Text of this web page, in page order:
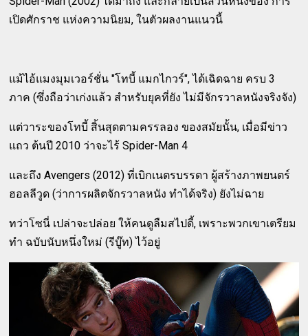
เปิดศักราช แห่งความนิยม, ในตัวผลงานแนวนี้
แม้ไอ้แมงมุมเวอร์ชั่น "โทบี้ แมกไกวร์", ได้เฉิดฉาย ครบ 3
ภาค (ซึ่งถือว่าเก่งแล้ว สำหรับยุคที่ยัง ไม่มีจักรวาลหนังจริงจัง)
แต่วาระของโทบี้ สิ้นสุดตามครรลอง ของสมัยนั้น, เมื่อมีข่าว
แถว ต้นปี 2010 ว่าจะไร้ Spider-Man 4
และถึง Avengers (2012) ที่เบิกเนตรบรรดา ผู้สร้างภาพยนตร์
ฮอลลีวูด (ว่าการผลิตจักรวาลหนัง ทำได้จริง) ยังไม่ฉาย
ทว่าโซนี่ เปล่าจะปล่อย ให้คนดูลืมสไปดี้, เพราะพวกเขาเตรียม
ทำ ฉบับนับหนึ่งใหม่ (รีบู๊ท) ไว้อยู่